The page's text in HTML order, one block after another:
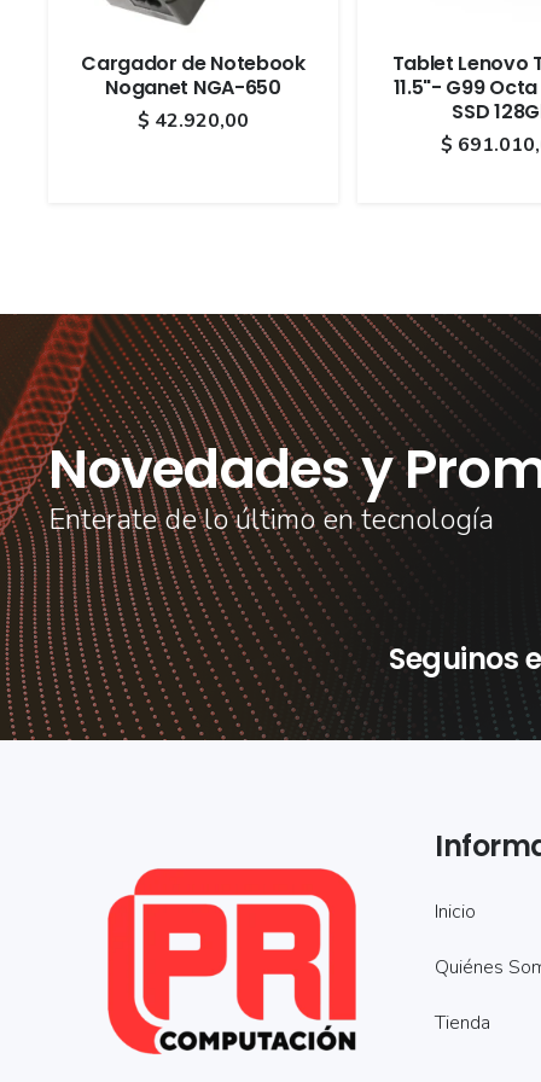
Cargador de Notebook
Noganet NGA-650
$ 42.920,00
Tablet Lenovo
11.5"- G99
SSD
$
Novedades y
Enterate de lo último en tecnología
Seguinos
Inicio
Quiénes
Tienda